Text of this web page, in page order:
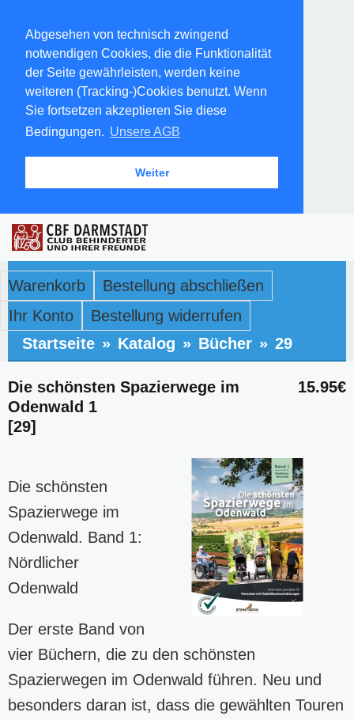
Abgesehen von technisch zwingend
notwendigen Cookies, die die Funktionalität
der Seite gewährleisten, werden keine
weiteren (Tracking-)Cookies benutzt. Wenn
Sie fortsetzen akzeptieren Sie diese
Bedingungen. Unsere AGB
Weiter
Warenkorb
Bestellung abschließen
Ihr Konto
Bestellung widerrufen
Startseite » Katalog » Bücher » 29
15.95€
Die schönsten Spazierwege im
Odenwald 1
[29]
Die schönsten
Spazierwege im
Odenwald. Band 1:
Nördlicher
Odenwald
Der erste Band von
vier Büchern, die zu den schönsten
Spazierwegen im Odenwald führen. Neu und
besonders daran ist, dass die gewählten Touren